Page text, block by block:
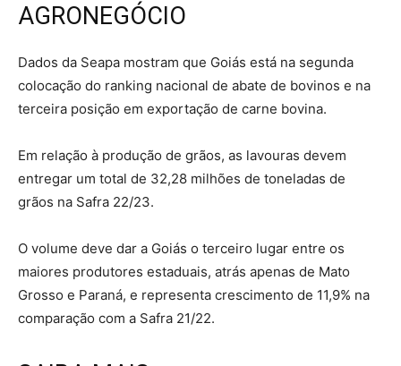
AGRONEGÓCIO
Dados da Seapa mostram que Goiás está na segunda
colocação do ranking nacional de abate de bovinos e na
terceira posição em exportação de carne bovina.
Em relação à produção de grãos, as lavouras devem
entregar um total de 32,28 milhões de toneladas de
grãos na Safra 22/23.
O volume deve dar a Goiás o terceiro lugar entre os
maiores produtores estaduais, atrás apenas de Mato
Grosso e Paraná, e representa crescimento de 11,9% na
comparação com a Safra 21/22.